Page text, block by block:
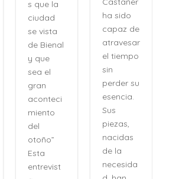
ha sido
capaz de
atravesar
el tiempo
sin
perder su
esencia.
Sus
piezas,
nacidas
de la
necesida
a como
pronunci
an los
recuerdo
s, sino
como se
las
certezas:
sin
esfuerzo,
sin